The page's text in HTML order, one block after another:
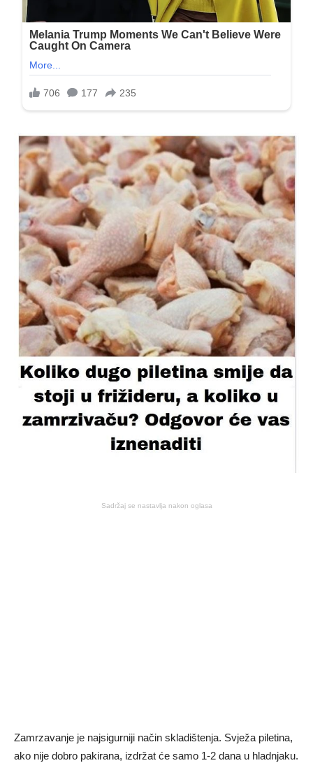
Sadržaj se nastavlja nakon oglasa
Zamrzavanje je najsigurniji način skladištenja. Svježa piletina,
ako nije dobro pakirana, izdržat će samo 1-2 dana u hladnjaku.